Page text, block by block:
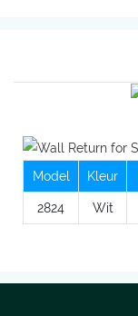
Model Kleur
2824 Wit